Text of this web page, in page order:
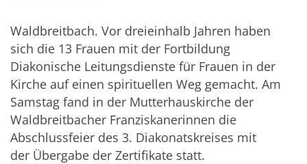
Waldbreitbach. Vor dreieinhalb Jahren haben
sich die 13 Frauen mit der Fortbildung
Diakonische Leitungsdienste für Frauen in der
Kirche auf einen spirituellen Weg gemacht. Am
Samstag fand in der Mutterhauskirche der
Waldbreitbacher Franziskanerinnen die
Abschlussfeier des 3. Diakonatskreises mit
der Übergabe der Zertifikate statt.